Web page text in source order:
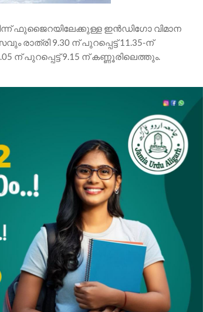
ഫുജൈറയിലേക്കുള്ള ഇൻഡിഗോ വിമാന
രാത്രി 9.30 ന് പുറപ്പെട്ട് 11.35-ന്
ന് പുറപ്പെട്ട് 9.15 ന് കണ്ണൂരിലെത്തും.